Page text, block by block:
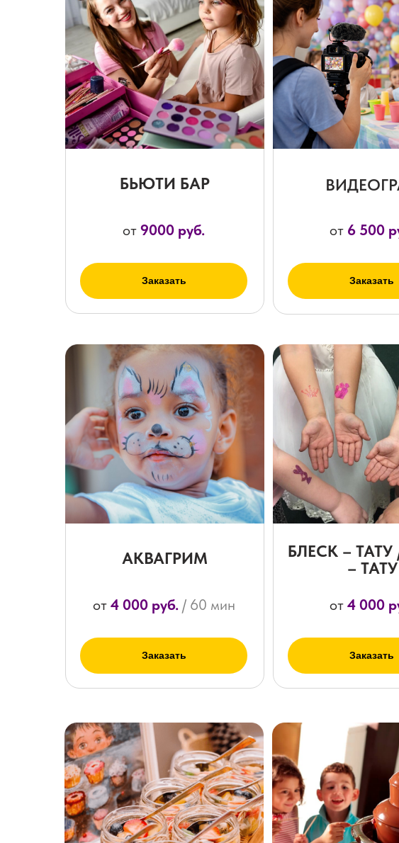
от 6 500
Заказать
БЛЕСК –
– ТАТУ
от 4 000
Заказать
АКВАГРИМ
от 4 000 руб. / 60 мин
Заказать
БЬЮТИ БАР
от 9000 руб.
Заказать